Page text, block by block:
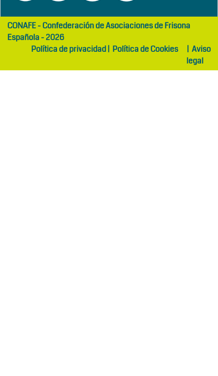
girls
abaya
maltepe
otelCONAFE - Confederación de Asociaciones de Frisona
Española - 2026
Política de privacidad| Política de Cookies | Aviso
legal